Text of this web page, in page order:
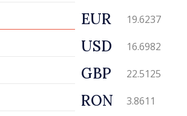
EUR 19.6237
USD 16.6982
GBP 22.5125
RON 3.8611